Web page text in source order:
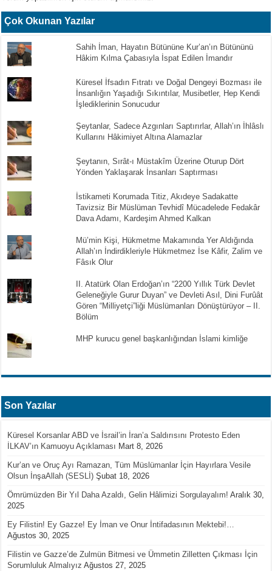
Çok Okunan Yazılar
Sahih İman, Hayatın Bütününe Kur’an’ın Bütününü
Hâkim Kılma Çabasıyla İspat Edilen İmandır
Küresel İfsadın Fıtratı ve Doğal Dengeyi Bozması ile
İnsanlığın Yaşadığı Sıkıntılar, Musibetler, Hep Kendi
İşlediklerinin Sonucudur
Şeytanlar, Sadece Azgınları Saptırırlar, Allah’ın İhlâslı
Kullarını Hâkimiyet Altına Alamazlar
Şeytanın, Sırât-ı Müstakîm Üzerine Oturup Dört
Yönden Yaklaşarak İnsanları Saptırması
İstikameti Korumada Titiz, Akıdeye Sadakatte
Tavizsiz Bir Müslüman Tevhidî Mücadelede Fedakâr
Dava Adamı, Kardeşim Ahmed Kalkan
Mü’min Kişi, Hükmetme Makamında Yer Aldığında
Allah’ın İndirdikleriyle Hükmetmez İse Kâfir, Zalim ve
Fâsık Olur
II. Atatürk Olan Erdoğan’ın “2200 Yıllık Türk Devlet
Geleneğiyle Gurur Duyan” ve Devleti Asıl, Dini Furûât
Gören “Milliyetçi”liği Müslümanları Dönüştürüyor – II.
Bölüm
MHP kurucu genel başkanlığından İslami kimliğe
Son Yazılar
Küresel Korsanlar ABD ve İsrail’in İran’a Saldırısını Protesto Eden
İLKAV’ın Kamuoyu Açıklaması Mart 8, 2026
Kur’an ve Oruç Ayı Ramazan, Tüm Müslümanlar İçin Hayırlara Vesile
Olsun İnşaAllah (SESLİ) Şubat 18, 2026
Ömrümüzden Bir Yıl Daha Azaldı, Gelin Hâlimizi Sorgulayalım! Aralık 30,
2025
Ey Filistin! Ey Gazze! Ey İman ve Onur İntifadasının Mektebi!…
Ağustos 30, 2025
Filistin ve Gazze’de Zulmün Bitmesi ve Ümmetin Zilletten Çıkması İçin
Sorumluluk Almalıyız Ağustos 27, 2025